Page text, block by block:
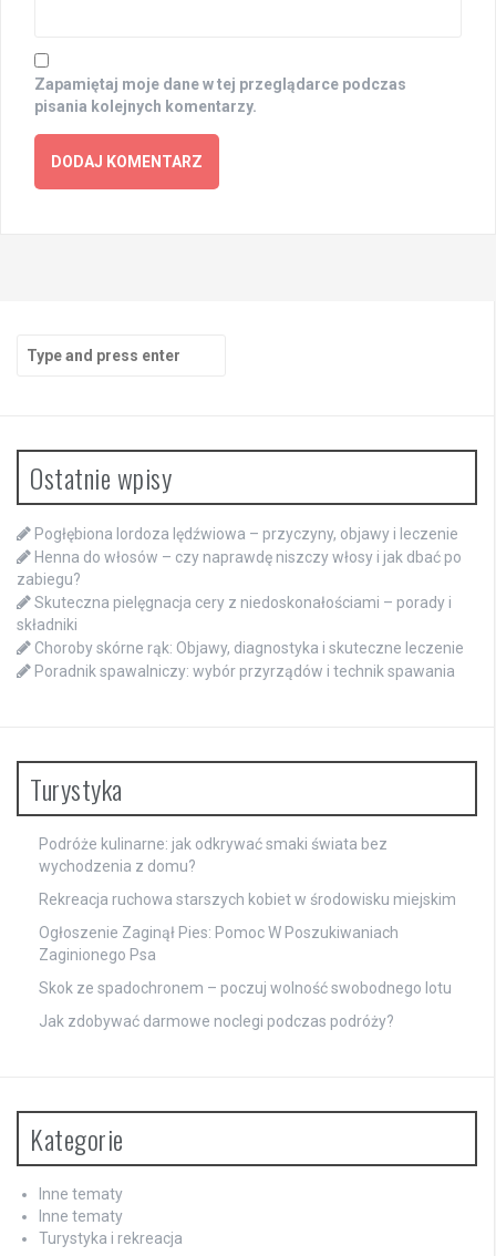
Zapamiętaj moje dane w tej przeglądarce podczas
pisania kolejnych komentarzy.
Search
for:
Ostatnie wpisy
Pogłębiona lordoza lędźwiowa – przyczyny, objawy i leczenie
Henna do włosów – czy naprawdę niszczy włosy i jak dbać po
zabiegu?
Skuteczna pielęgnacja cery z niedoskonałościami – porady i
składniki
Choroby skórne rąk: Objawy, diagnostyka i skuteczne leczenie
Poradnik spawalniczy: wybór przyrządów i technik spawania
Turystyka
Podróże kulinarne: jak odkrywać smaki świata bez
wychodzenia z domu?
Rekreacja ruchowa starszych kobiet w środowisku miejskim
Ogłoszenie Zaginął Pies: Pomoc W Poszukiwaniach
Zaginionego Psa
Skok ze spadochronem – poczuj wolność swobodnego lotu
Jak zdobywać darmowe noclegi podczas podróży?
Kategorie
Inne tematy
Inne tematy
Turystyka i rekreacja